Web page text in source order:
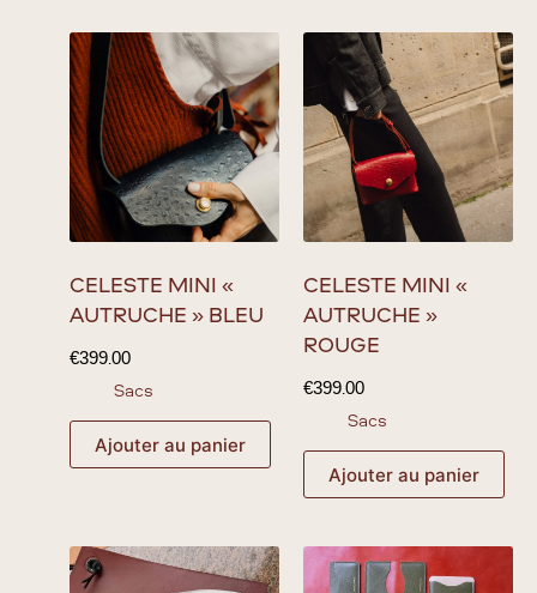
CÉLESTE MINI «
AUTRUCHE » BLEU
€399.00
Sacs
Ajouter au panier
CÉLESTE MINI «
AUTRUCHE »
ROUGE
€399.00
Sacs
Ajouter au panier